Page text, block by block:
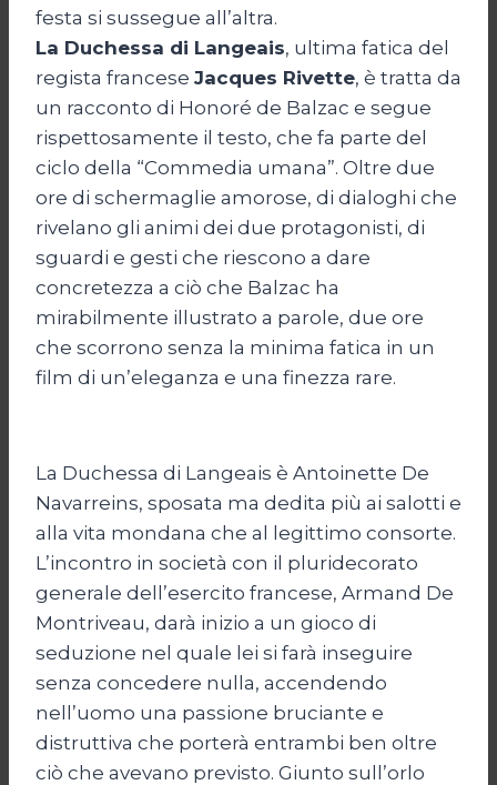
festa si sussegue all’altra.
La Duchessa di Langeais, ultima fatica del
regista francese Jacques Rivette, è tratta da
un racconto di Honoré de Balzac e segue
rispettosamente il testo, che fa parte del
ciclo della “Commedia umana”. Oltre due
ore di schermaglie amorose, di dialoghi che
rivelano gli animi dei due protagonisti, di
sguardi e gesti che riescono a dare
concretezza a ciò che Balzac ha
mirabilmente illustrato a parole, due ore
che scorrono senza la minima fatica in un
film di un’eleganza e una finezza rare.
La Duchessa di Langeais è Antoinette De
Navarreins, sposata ma dedita più ai salotti e
alla vita mondana che al legittimo consorte.
L’incontro in società con il pluridecorato
generale dell’esercito francese, Armand De
Montriveau, darà inizio a un gioco di
seduzione nel quale lei si farà inseguire
senza concedere nulla, accendendo
nell’uomo una passione bruciante e
distruttiva che porterà entrambi ben oltre
ciò che avevano previsto. Giunto sull’orlo